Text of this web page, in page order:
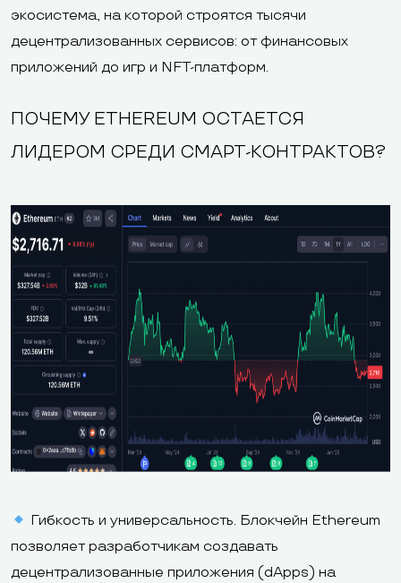
экосистема, на которой строятся тысячи
децентрализованных сервисов: от финансовых
приложений до игр и NFT-платформ.
ПОЧЕМУ ETHEREUM ОСТАЕТСЯ
ЛИДЕРОМ СРЕДИ СМАРТ-КОНТРАКТОВ?
Гибкость и универсальность. Блокчейн Ethereum
позволяет разработчикам создавать
децентрализованные приложения (dApps) на